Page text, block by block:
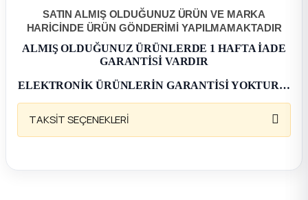
SATIN ALMIŞ OLDUĞUNUZ ÜRÜN VE MARKA
HARİCİNDE ÜRÜN GÖNDERİMİ YAPILMAMAKTADIR
ALMIŞ OLDUĞUNUZ ÜRÜNLERDE 1 HAFTA İADE
GARANTİSİ VARDIR
ELEKTRONİK ÜRÜNLERİN GARANTİSİ YOKTUR…
TAKSİT SEÇENEKLERİ